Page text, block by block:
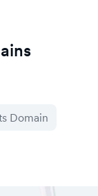
Domain